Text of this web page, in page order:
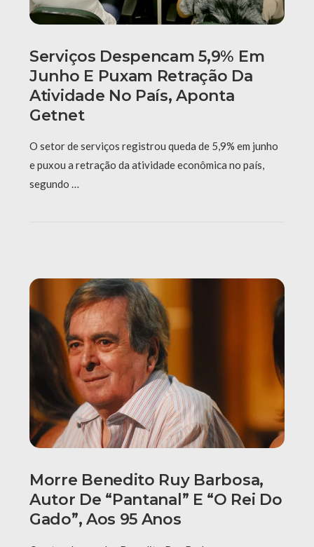
Serviços Despencam 5,9% Em
Junho E Puxam Retração Da
Atividade No País, Aponta
Getnet
O setor de serviços registrou queda de 5,9% em junho
e puxou a retração da atividade econômica no país,
segundo …
Morre Benedito Ruy Barbosa,
Autor De “Pantanal” E “O Rei Do
Gado”, Aos 95 Anos